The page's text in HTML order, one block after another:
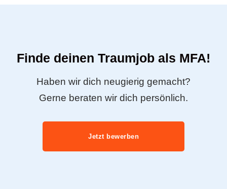
Finde deinen Traumjob als MFA!
Haben wir dich neugierig gemacht?
Gerne beraten wir dich persönlich.
Jetzt bewerben